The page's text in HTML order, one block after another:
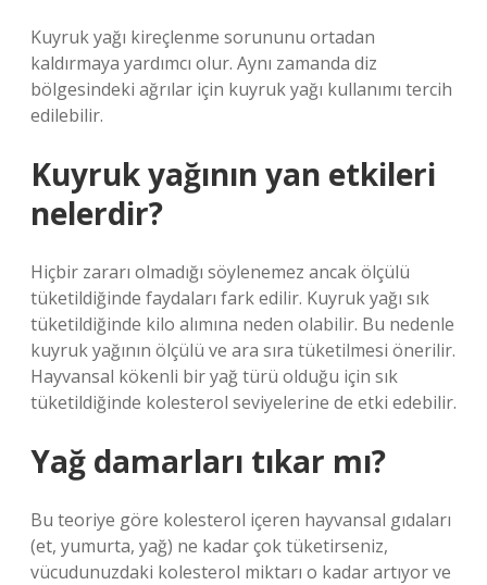
Kuyruk yağı kireçlenme sorununu ortadan
kaldırmaya yardımcı olur. Aynı zamanda diz
bölgesindeki ağrılar için kuyruk yağı kullanımı tercih
edilebilir.
Kuyruk yağının yan etkileri
nelerdir?
Hiçbir zararı olmadığı söylenemez ancak ölçülü
tüketildiğinde faydaları fark edilir. Kuyruk yağı sık
tüketildiğinde kilo alımına neden olabilir. Bu nedenle
kuyruk yağının ölçülü ve ara sıra tüketilmesi önerilir.
Hayvansal kökenli bir yağ türü olduğu için sık
tüketildiğinde kolesterol seviyelerine de etki edebilir.
Yağ damarları tıkar mı?
Bu teoriye göre kolesterol içeren hayvansal gıdaları
(et, yumurta, yağ) ne kadar çok tüketirseniz,
vücudunuzdaki kolesterol miktarı o kadar artıyor ve